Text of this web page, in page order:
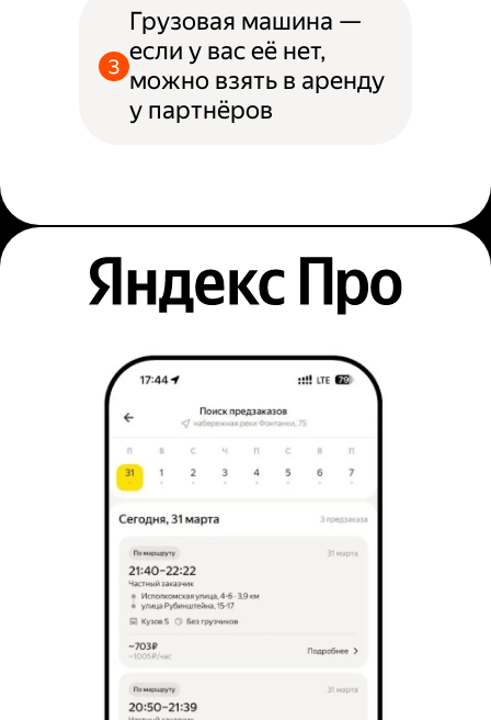
Грузовая машина —
если у вас её нет,
можно взять в аренду
у партнёров